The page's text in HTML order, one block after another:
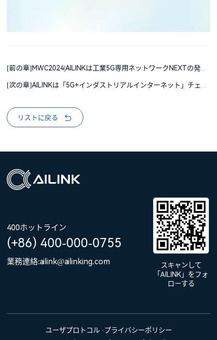
リストに戻る
400ホットライン
(+86) 400-000-0755
業務連絡:ailink@ailinking.com
スキャンして
「AILINK」をフォ
ローする
ユーザプロトコル ·プライバシーポリシー